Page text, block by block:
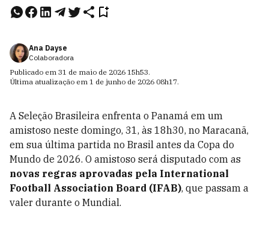
Ana Dayse
Colaboradora
Publicado em 31 de maio de 2026 15h53.
Última atualização em 1 de junho de 2026 08h17.
A Seleção Brasileira enfrenta o Panamá em um
amistoso neste domingo, 31, às 18h30, no Maracanã,
em sua última partida no Brasil antes da Copa do
Mundo de 2026. O amistoso será disputado com as
novas regras aprovadas pela International
Football Association Board (IFAB), que passam a
valer durante o Mundial.